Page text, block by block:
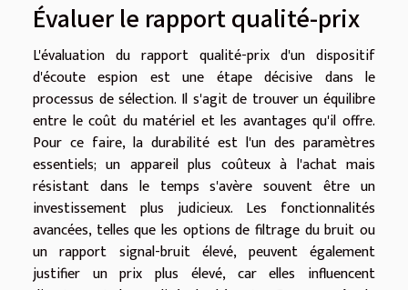
Évaluer le rapport qualité-prix
L'évaluation du rapport qualité-prix d'un dispositif
d'écoute espion est une étape décisive dans le
processus de sélection. Il s'agit de trouver un équilibre
entre le coût du matériel et les avantages qu'il offre.
Pour ce faire, la durabilité est l'un des paramètres
essentiels; un appareil plus coûteux à l'achat mais
résistant dans le temps s'avère souvent être un
investissement plus judicieux. Les fonctionnalités
avancées, telles que les options de filtrage du bruit ou
un rapport signal-bruit élevé, peuvent également
justifier un prix plus élevé, car elles influencent